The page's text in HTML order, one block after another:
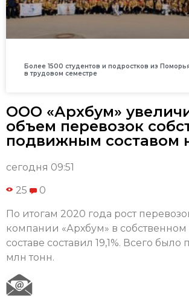
Более 1500 студентов и подростков из
в трудовом семестре
ООО «Архбум»
объем перевозок
подвижным составом
сегодня 09:51
25 0
По итогам 2020 года рост
компании «Архбум» в
составе составил 19,1%. Всего было
млн тонн.